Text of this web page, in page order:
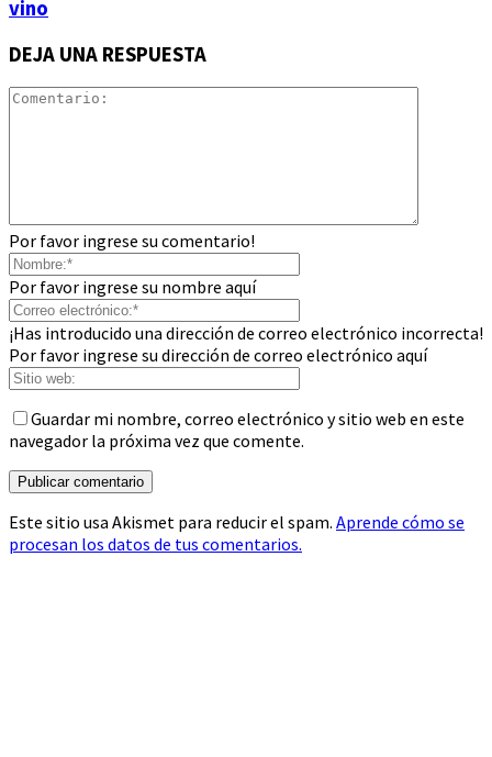
vino
DEJA UNA RESPUESTA
Por favor ingrese su comentario!
Por favor ingrese su nombre aquí
¡Has introducido una dirección de correo electrónico incorrecta!
Por favor ingrese su dirección de correo electrónico aquí
Guardar mi nombre, correo electrónico y sitio web en este
navegador la próxima vez que comente.
Este sitio usa Akismet para reducir el spam. Aprende cómo se
procesan los datos de tus comentarios.